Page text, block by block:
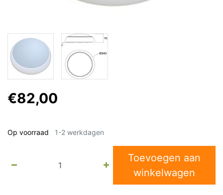
€82,00
Op voorraad 1-2 werkdagen
Toevoegen aan
winkelwagen